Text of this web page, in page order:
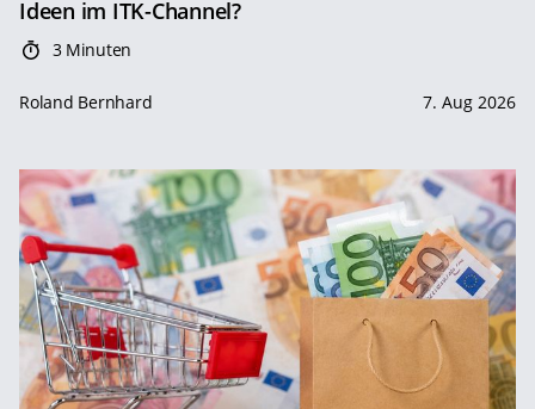
Ideen im ITK-Channel?
3 Minuten
Roland Bernhard 7. Aug 2026